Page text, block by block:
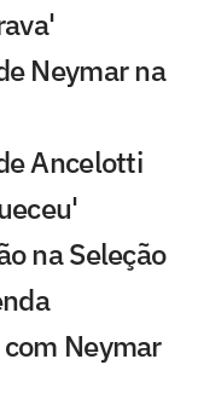
Neymar na
Ancelotti
na Seleção
Neymar